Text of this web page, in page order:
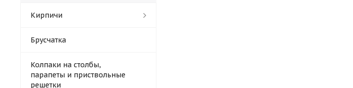
Кирпичи
Брусчатка
Колпаки на столбы,
парапеты и приствольные
решетки